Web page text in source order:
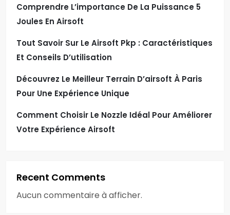
Comprendre L’importance De La Puissance 5
Joules En Airsoft
Tout Savoir Sur Le Airsoft Pkp : Caractéristiques
Et Conseils D’utilisation
Découvrez Le Meilleur Terrain D’airsoft À Paris
Pour Une Expérience Unique
Comment Choisir Le Nozzle Idéal Pour Améliorer
Votre Expérience Airsoft
Recent Comments
Aucun commentaire à afficher.